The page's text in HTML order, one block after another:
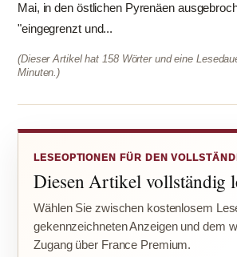
Mai, in den östlichen Pyrenäen
"eingegrenzt und...
(Dieser Artikel hat 158 Wörter und eine
Minuten.)
LESEOPTIONEN FÜR DEN
Diesen Artikel vollständig
Wählen Sie zwischen kostenlosem
gekennzeichneten Anzeigen und dem
Zugang über France Premium.